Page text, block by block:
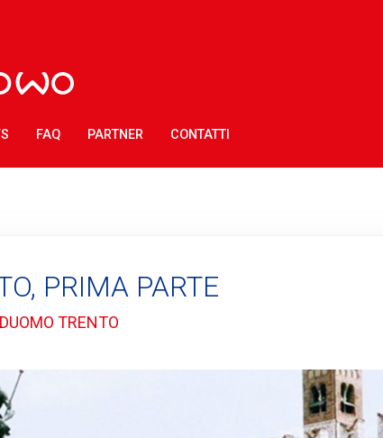
FAQ PARTNER CONTATTI
PRIMA PARTE
TRENTO